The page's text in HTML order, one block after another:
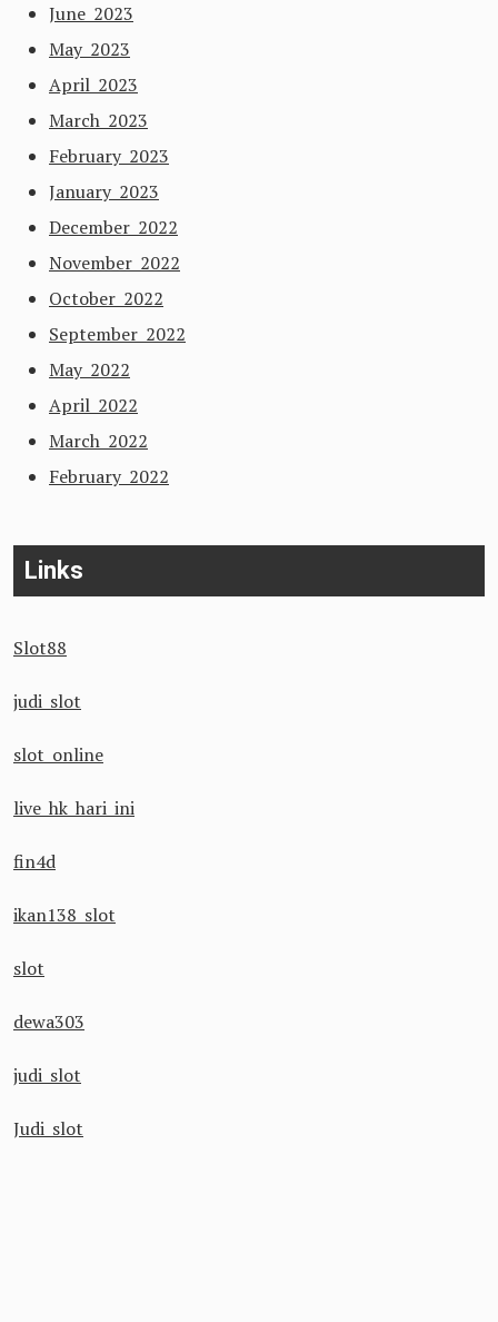
June 2023
May 2023
April 2023
March 2023
February 2023
January 2023
December 2022
November 2022
October 2022
September 2022
May 2022
April 2022
March 2022
February 2022
Links
Slot88
judi slot
slot online
live hk hari ini
fin4d
ikan138 slot
slot
dewa303
judi slot
Judi slot